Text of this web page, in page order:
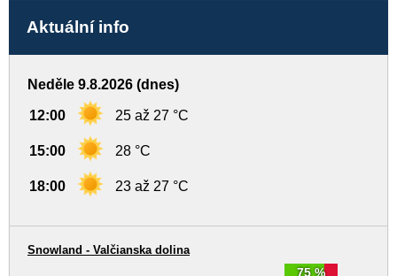
Aktuální info
Neděle 9.8.2026 (dnes)
12:00 25 až 27 °C
15:00 28 °C
18:00 23 až 27 °C
75 %
Snowland - Valčianska dolina